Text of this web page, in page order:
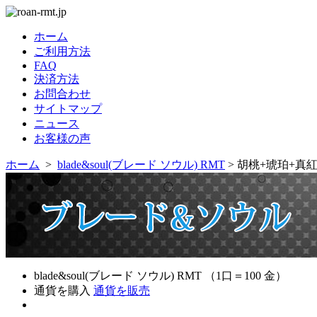
ホーム
ご利用方法
FAQ
決済方法
お問合わせ
サイトマップ
ニュース
お客様の声
ホーム > blade&soul(ブレード ソウル) RMT > 胡桃+琥珀+真
blade&soul(ブレード ソウル) RMT （1口＝100 金）
通貨を購入 通貨を販売